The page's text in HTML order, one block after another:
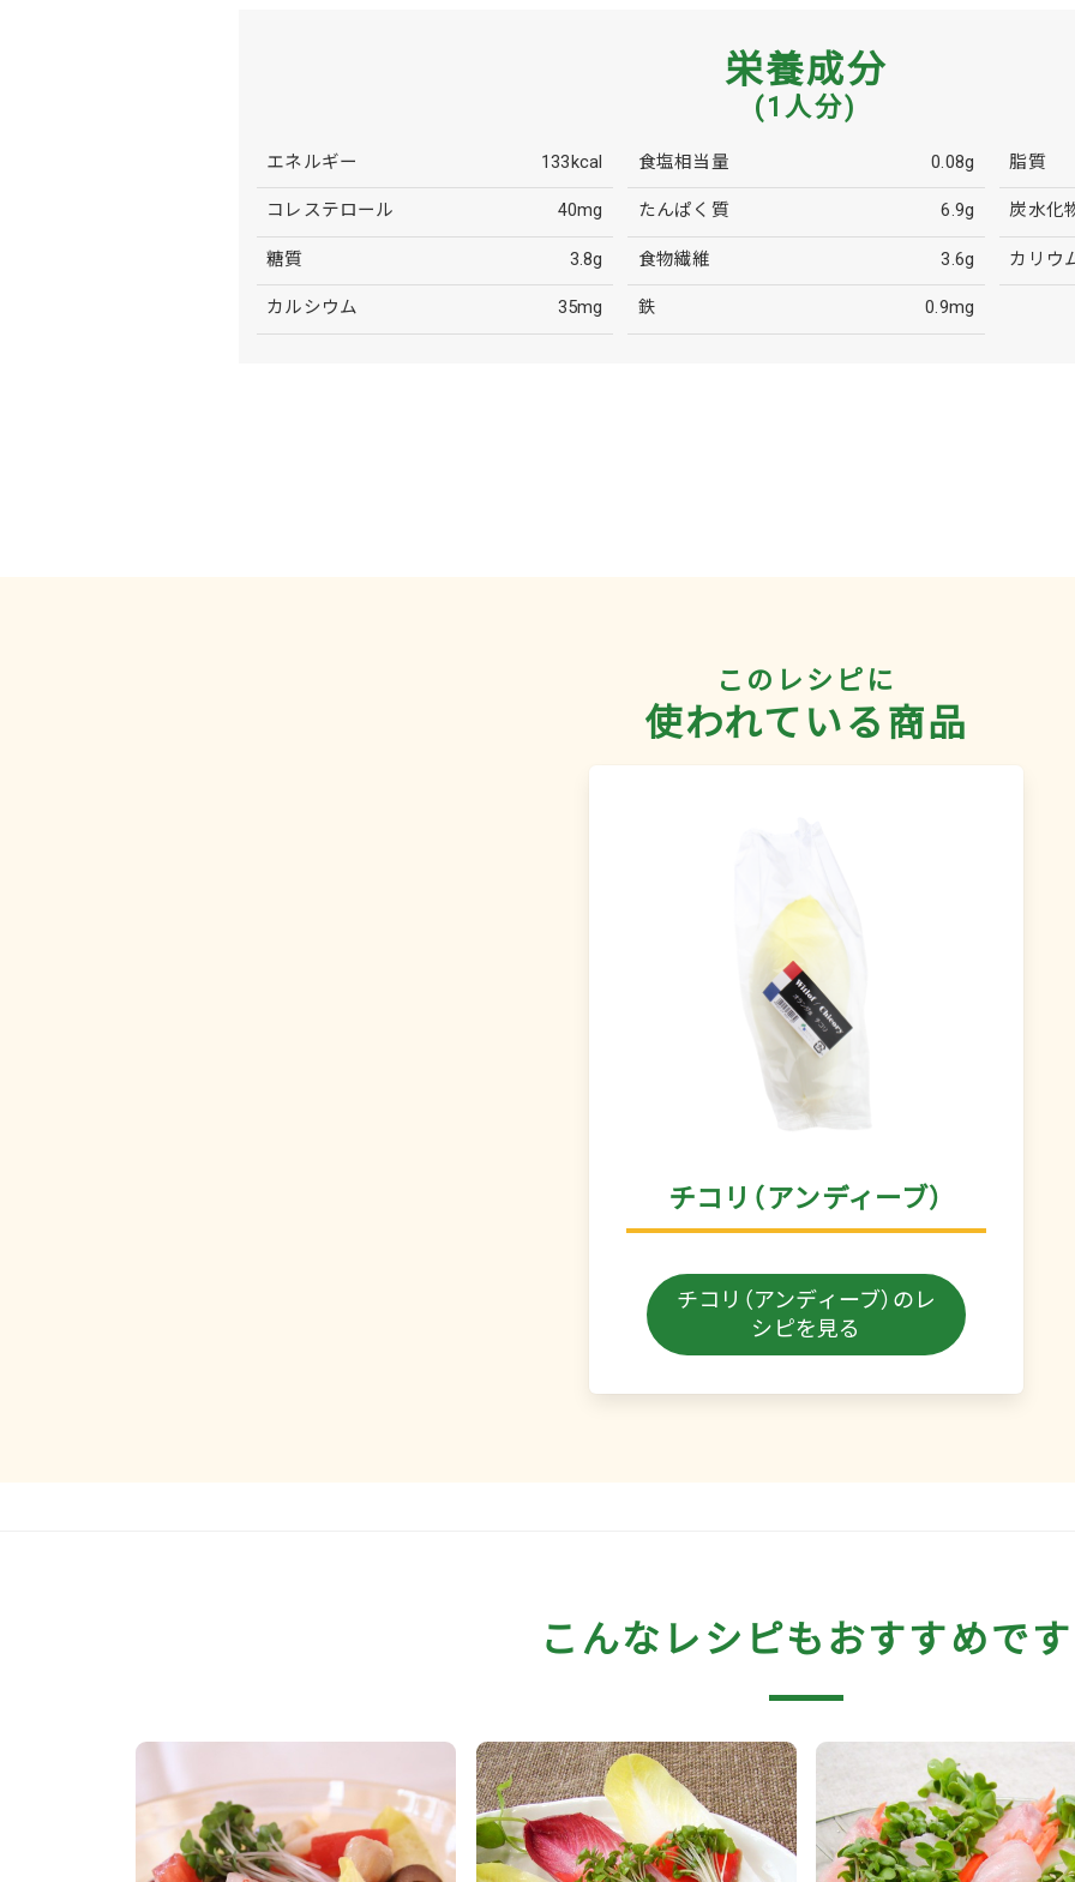
栄養成分
(1人分)
エネルギー 133kcal 食塩相当量 0.08g 脂質
コレステロール 40mg たんぱく質 6.9g 炭水化
糖質 3.8g 食物繊維 3.6g カリウ
カルシウム 35mg 鉄 0.9mg
このレシピに
使われている商品
チコリ（アンディーブ）
チコリ（アンディーブ） のレ
シピを見る
こんなレシピもおすすめです